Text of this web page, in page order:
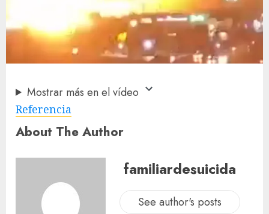
Mostrar más en el vídeo
Referencia
About The Author
familiardesuicida
See author's posts